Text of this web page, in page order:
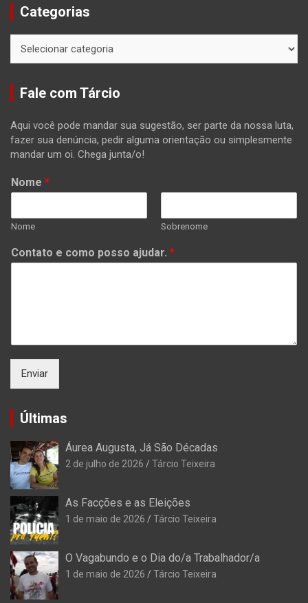
Categorias
Fale com Tárcio
Aqui você pode mandar sua sugestão, ser parte da nossa luta,
fazer sua denúncia, pedir alguma orientação ou simplesmente
mandar um oi. Chega junta/o!
Nome *
Nome Sobrenome
Contato e como posso ajudar. *
Enviar
Últimas
Áurea Augusta, Já São Décadas
2 de julho de 2026 Tárcio Teixeira
As Facções e as Eleições
1 de maio de 2026 Tárcio Teixeira
O Vagabundo e o Dia do/a Trabalhador/a
1 de maio de 2026 Tárcio Teixeira